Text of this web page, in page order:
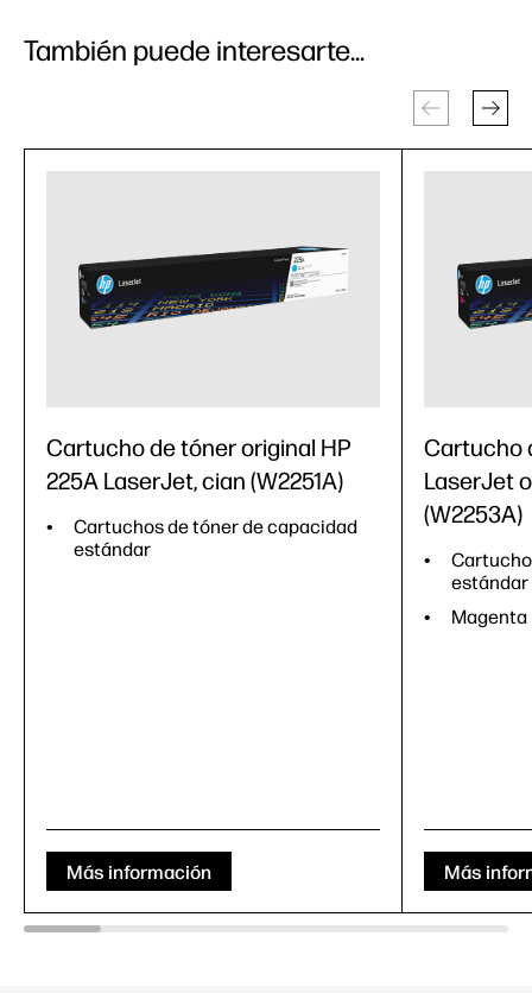
También puede interesarte...
Cartucho de tóner original HP
225A LaserJet, cian (W2251A)
Cartuchos de tóner de capacidad
estándar
Más información
Cartucho
LaserJet
(W2253A)
estándar
Magenta
Más